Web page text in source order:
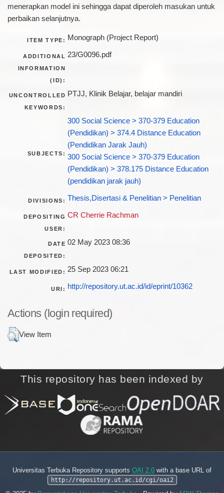
menerapkan model ini sehingga dapat diperoleh masukan untuk
perbaikan selanjutnya.
ITEM TYPE: Monograph (Project Report)
ADDITIONAL
INFORMATION
(ID):
23/G0096.pdf
UNCONTROLLED
KEYWORDS:
PTJJ, Klinik Belajar, belajar mandiri
SUBJECTS:
300 Social Science > 370-379 Education
(Pendidikan) > 374.4 Distance Education
(Pendidikan Jarak Jauh)
300 Social Science > 370-379 Education
(Pendidikan) > 378.175 Distance Education
(pendidikan jarak jauh)
DIVISIONS: Thesis,Disertasi & Penelitian > Penelitian
DEPOSITING
USER:
CR Cherrie Rachman
DATE
DEPOSITED:
02 May 2023 08:36
LAST MODIFIED: 25 Sep 2023 06:21
URI: http://repository.ut.ac.id/id/eprint/10362
Actions (login required)
View Item
This repository has been indexed by
Universitas Terbuka Repository supports OAI 2.0 with a base URL of
http://repository.ut.ac.id/cgi/oai2